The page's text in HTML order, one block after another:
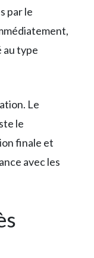
par le
au type
Le
le
finale et
avec les